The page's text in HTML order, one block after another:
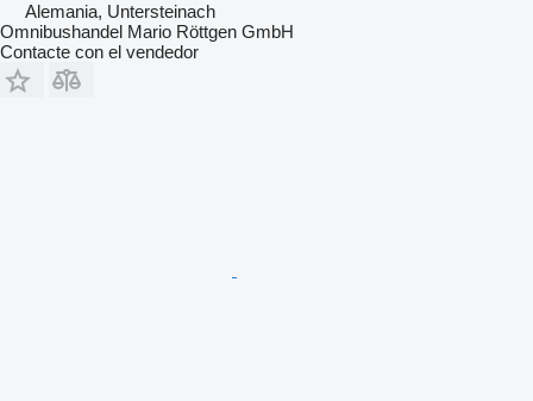
Alemania, Untersteinach
Omnibushandel Mario Röttgen GmbH
Contacte con el vendedor